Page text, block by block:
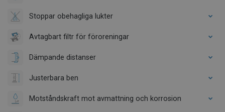
Stoppar obehagliga lukter
Avtagbart filtr för föroreningar
Dämpande distanser
Justerbara ben
Motståndskraft mot avmattning och korrosion